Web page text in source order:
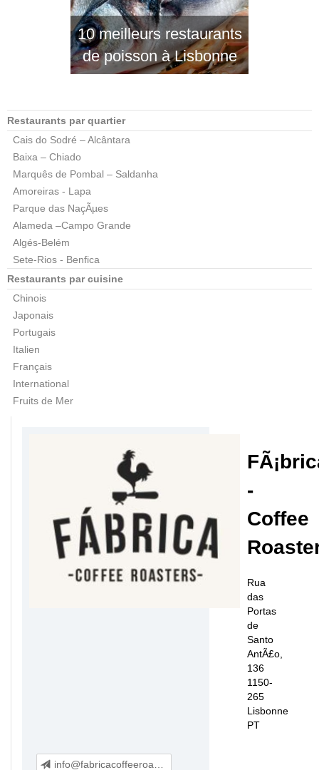
10 meilleurs restaurants
de poisson à Lisbonne
Restaurants par quartier
Cais do Sodré – Alcântara
Baixa – Chiado
Marquês de Pombal – Saldanha
Amoreiras - Lapa
Parque das NaçÃµes
Alameda –Campo Grande
Algés-Belém
Sete-Rios - Benfica
Restaurants par cuisine
Chinois
Japonais
Portugais
Italien
Français
International
Fruits de Mer
-
Coffee
Rua
das
Portas
de
Santo
AntÃ£o,
136
1150-
265
Lisbonne
PT
info@fabricacoffeeroasters.com